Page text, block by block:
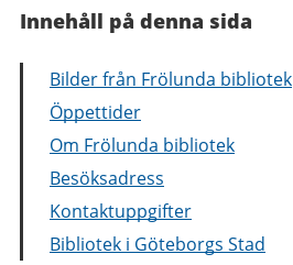
Innehåll på denna sida
Bilder från Frölunda bibliotek
Öppettider
Om Frölunda bibliotek
Besöksadress
Kontaktuppgifter
Bibliotek i Göteborgs Stad